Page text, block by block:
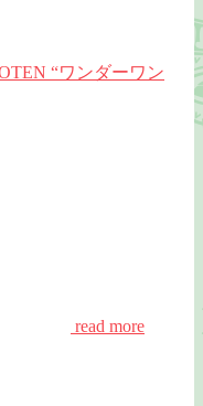
“ワンダーワン
read more